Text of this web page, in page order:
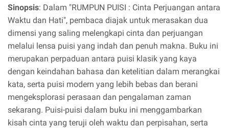
Sinopsis: Dalam "RUMPUN PUISI : Cinta Perjuangan antara
Waktu dan Hati", pembaca diajak untuk merasakan dua
dimensi yang saling melengkapi cinta dan perjuangan
melalui lensa puisi yang indah dan penuh makna. Buku ini
merupakan perpaduan antara puisi klasik yang kaya
dengan keindahan bahasa dan ketelitian dalam merangkai
kata, serta puisi modern yang lebih bebas dan berani
mengeksplorasi perasaan dan pengalaman zaman
sekarang. Puisi-puisi dalam buku ini menggambarkan
kisah cinta yang teruji oleh waktu dan perpisahan, serta